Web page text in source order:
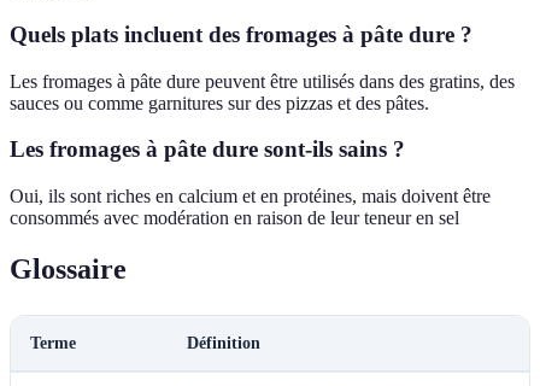
Quels plats incluent des fromages à pâte dure ?
Les fromages à pâte dure peuvent être utilisés dans des gratins, des
sauces ou comme garnitures sur des pizzas et des pâtes.
Les fromages à pâte dure sont-ils sains ?
Oui, ils sont riches en calcium et en protéines, mais doivent être
consommés avec modération en raison de leur teneur en sel
Glossaire
Terme Définition